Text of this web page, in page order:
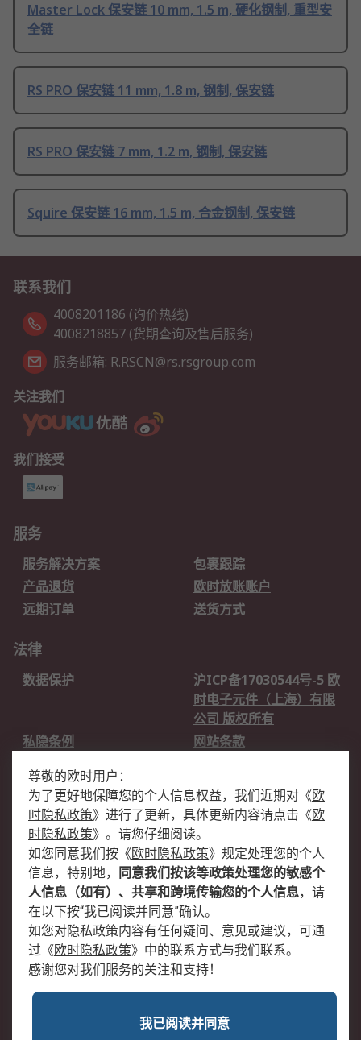
Master Lock 保安链 10 mm, 1.5 m, 硬化钢制, 重型安
全链
RS PRO 保安链 11 mm, 1.8 m, 钢制, 保安链
RS PRO 保安链 7 mm, 1.2 m, 钢制, 保安链
Squire 保安链 16 mm, 1.5 m, 合金钢制, 保安链
联系我们
4008201186 (询价热线)
4008218857 (货期查询及售后服务)
服务邮箱: R.RSCN@rs.rsgroup.com
关注我们
我们接受
服务
服务解决方案
包裹跟踪
产品退货
欧时放账账户
远期订单
送货方式
法律
数据保护
沪ICP备17030544号-5 欧
时电子元件（上海）有限
公司 版权所有
私隐条例
网站条款
关于欧时
欧时销售条款
账户和付款
企业集团
全球办事处
关于我们
新闻中心
加入我们
沪公网安备 31011502009054号
尊敬的欧时用户：
为了更好地保障您的个人信息权益，我们近期对 《欧
时隐私政策》 进行了更新，具体更新内容请点击 《欧
时隐私政策》 。请您仔细阅读。
如您同意我们按 《欧时隐私政策》 规定处理您的个人
信息，特别地，
同意我们按该等政策处理您的敏感个
人信息（如有）、共享和跨境传输您的个人信息，请
在以下按“我已阅读并同意”确认。
如您对隐私政策内容有任何疑问、意见或建议，可通
过 《欧时隐私政策》 中的联系方式与我们联系。
感谢您对我们服务的关注和支持！
我已阅读并同意